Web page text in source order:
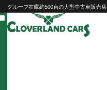
Skip
to
content
グループ在庫約500台の大型中古車販売店